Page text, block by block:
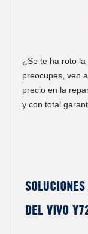
¿Se te ha roto la
preocupes, ven
precio en la
y con total
Soluciones
del Vivo